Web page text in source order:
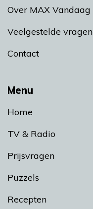
Menu
Home
TV & Radio
Prijsvragen
Puzzels
Recepten
Over MAX Vandaag
Veelgestelde vragen
Contact